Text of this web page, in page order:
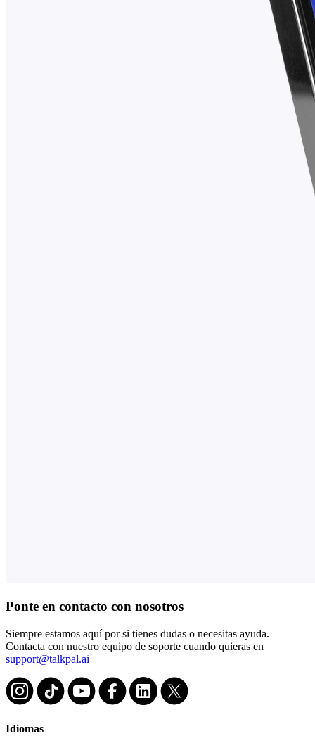
Ponte en contacto con nosotros
Siempre estamos aquí por si tienes dudas o necesitas ayuda.
Contacta con nuestro equipo de soporte cuando quieras en
support@talkpal.ai
Idiomas